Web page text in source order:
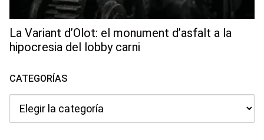
La Variant d’Olot: el monument d’asfalt a la
hipocresia del lobby carni
CATEGORÍAS